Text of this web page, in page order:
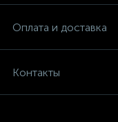
Оплата и доставка
Контакты